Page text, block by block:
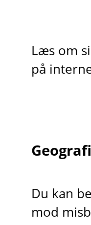
Læs om
på
Du kan
mod